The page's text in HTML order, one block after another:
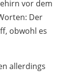
vor dem
Der
obwohl es
allerdings